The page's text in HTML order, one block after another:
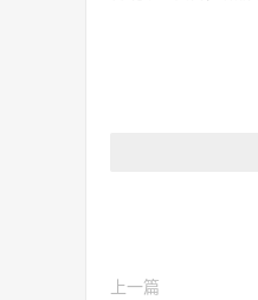
上一篇